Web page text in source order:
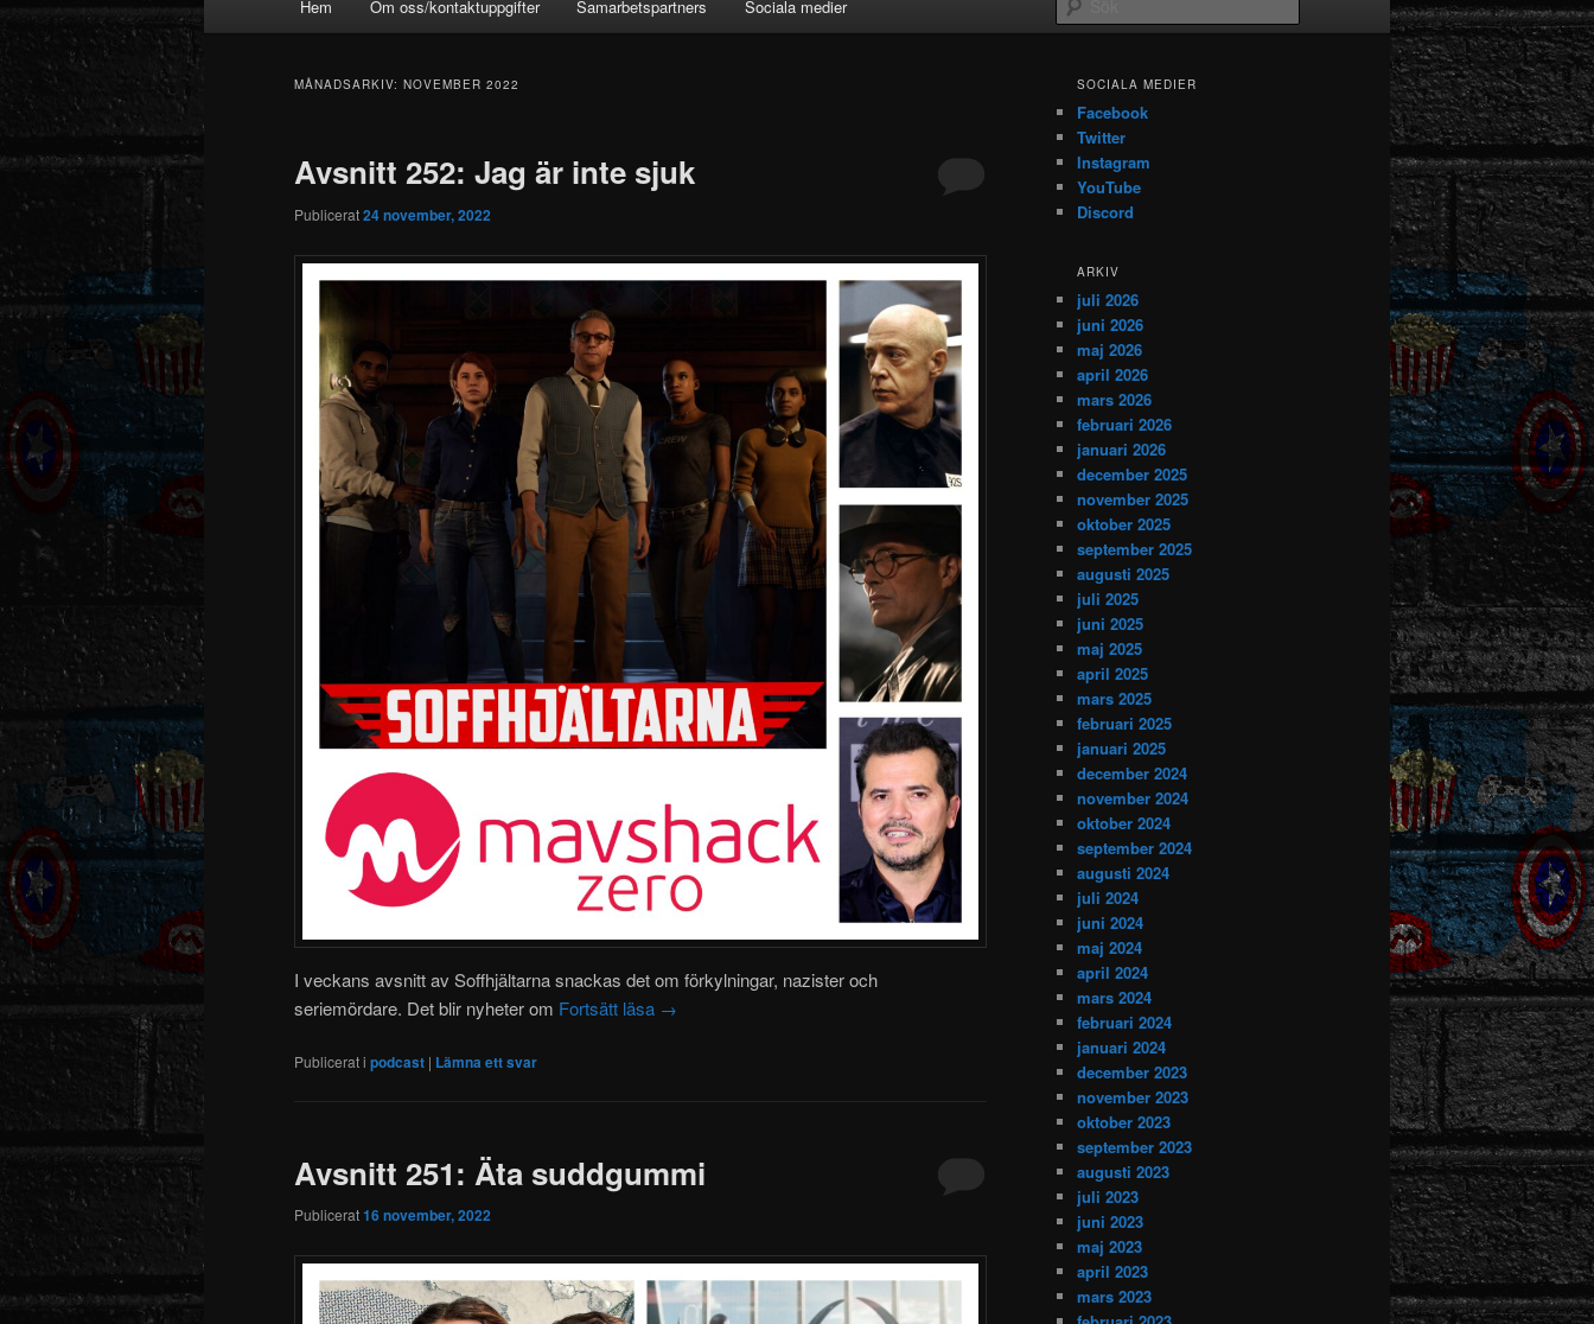
Hem Om oss/kontaktuppgifter Samarbetspartners Sociala medier
MÅNADSARKIV: NOVEMBER 2022
Avsnitt 252: Jag är inte sjuk
Publicerat24 november, 2022
I veckans avsnitt av Soffhjältarna snackas det om förkylningar, nazister och
seriemördare. Det blir nyheter om Fortsätt läsa →
Publicerat i podcast | Lämna ett svar
Avsnitt 251: Äta suddgummi
Publicerat16 november, 2022
SOCIALA MEDIER
Facebook
Twitter
Instagram
YouTube
Discord
ARKIV
juli 2026
juni 2026
maj 2026
april 2026
mars 2026
februari 2026
januari 2026
december 2025
november 2025
oktober 2025
september 2025
augusti 2025
juli 2025
juni 2025
maj 2025
april 2025
mars 2025
februari 2025
januari 2025
december 2024
november 2024
oktober 2024
september 2024
augusti 2024
juli 2024
juni 2024
maj 2024
april 2024
mars 2024
februari 2024
januari 2024
december 2023
november 2023
oktober 2023
september 2023
augusti 2023
juli 2023
juni 2023
maj 2023
april 2023
mars 2023